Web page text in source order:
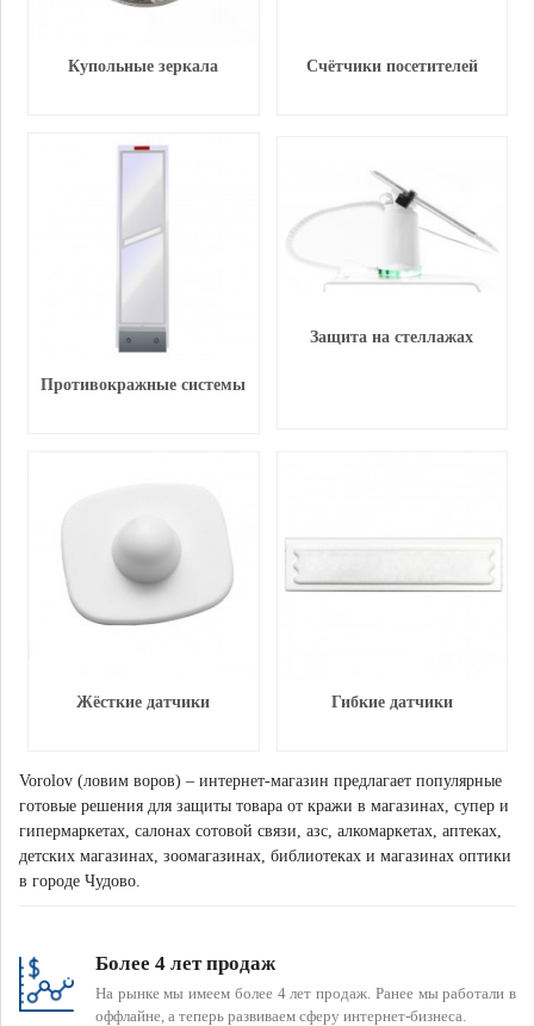
Купольные зеркала Счётчики посетителей
Противокражные системы
Защита на стеллажах
Жёсткие датчики Гибкие датчики
Vorolov (ловим воров) – интернет-магазин предлагает популярные
готовые решения для защиты товара от кражи в магазинах, супер и
гипермаркетах, салонах сотовой связи, азс, алкомаркетах, аптеках,
детских магазинах, зоомагазинах, библиотеках и магазинах оптики
в городе Чудово.
Более 4 лет продаж
На рынке мы имеем более 4 лет продаж. Ранее мы работали в
оффлайне, а теперь развиваем сферу интернет-бизнеса.